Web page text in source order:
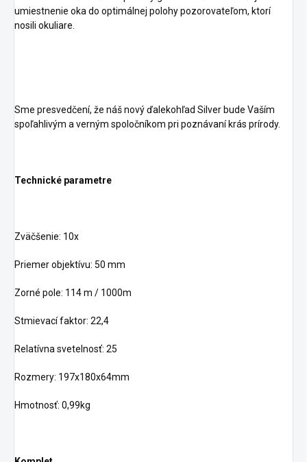
umiestnenie oka do optimálnej polohy pozorovateľom, ktorí
nosili okuliare.
Sme presvedčení, že náš nový ďalekohľad Silver bude Vaším
spoľahlivým a verným spoločníkom pri poznávaní krás prírody.
Technické parametre
Zväčšenie: 10x
Priemer objektívu: 50 mm
Zorné pole: 114 m / 1000m
Stmievací faktor: 22,4
Relatívna svetelnosť: 25
Rozmery: 197x180x64mm
Hmotnosť: 0,99kg